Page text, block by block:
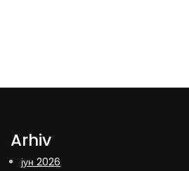
Arhiv
јун 2026